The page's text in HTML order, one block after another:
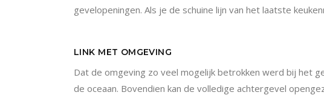
gevelopeningen. Als je de schuine lijn van het laatste
LINK MET OMGEVING
Dat de omgeving zo veel mogelijk betrokken werd bij het
de oceaan. Bovendien kan de volledige achtergevel